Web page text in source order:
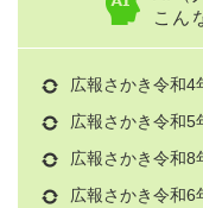
こん
広報さかき令和4
広報さかき令和5
広報さかき令和8
広報さかき令和6